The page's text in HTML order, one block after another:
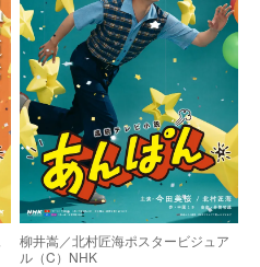
柳井嵩／北村匠海ポスタービジュア
ル（C）NHK